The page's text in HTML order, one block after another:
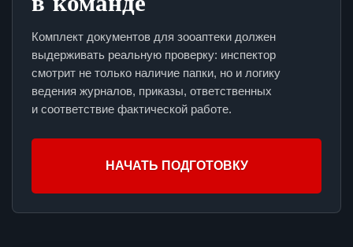
Комплект документов для зооаптеки должен
выдерживать реальную проверку: инспектор
смотрит не только наличие папки, но и логику
ведения журналов, приказы, ответственных
и соответствие фактической работе.
НАЧАТЬ ПОДГОТОВКУ